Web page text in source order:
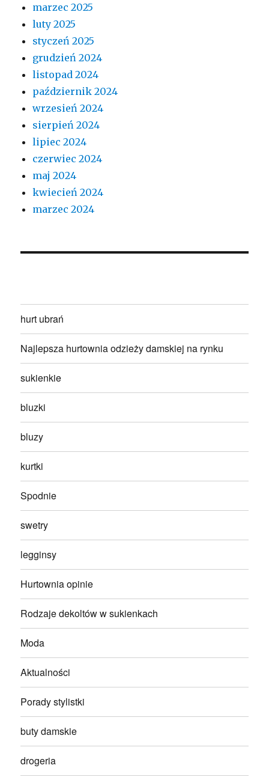
marzec 2025
luty 2025
styczeń 2025
grudzień 2024
listopad 2024
październik 2024
wrzesień 2024
sierpień 2024
lipiec 2024
czerwiec 2024
maj 2024
kwiecień 2024
marzec 2024
hurt ubrań
Najlepsza hurtownia odzieży damskiej na rynku
sukienkie
bluzki
bluzy
kurtki
Spodnie
swetry
legginsy
Hurtownia opinie
Rodzaje dekoltów w sukienkach
Moda
Aktualności
Porady stylistki
buty damskie
drogeria